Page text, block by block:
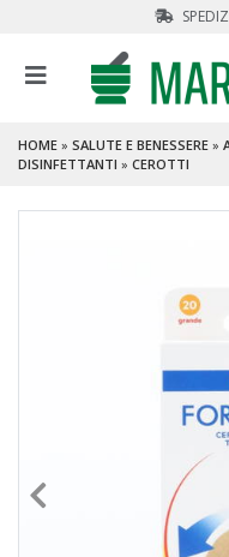
HOME » SALUTE E BENESSERE »
DISINFETTANTI » CEROTTI